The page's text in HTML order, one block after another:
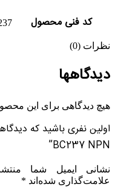
کد فنی محصول
نظرات (0)
دیدگاهها
هیچ دیدگاهی برای این
اولین نفری باشید که
BC237 NPN”
نشانی ایمیل شما
علامت‌گذاری شده‌اند *